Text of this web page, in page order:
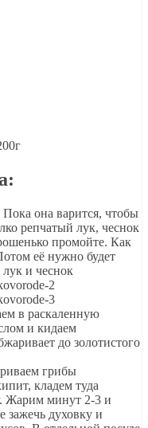
она варится, чтобы
репчатый лук, чеснок
промойте. Как
её нужно будет
в раскаленную
и кидаем
до золотистого
кладем туда
Жарим минут 2-3 и
зажечь духовку и